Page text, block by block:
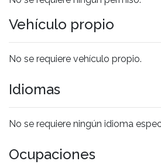
Vehículo propio
No se requiere vehículo propio.
Idiomas
No se requiere ningún idioma
Ocupaciones